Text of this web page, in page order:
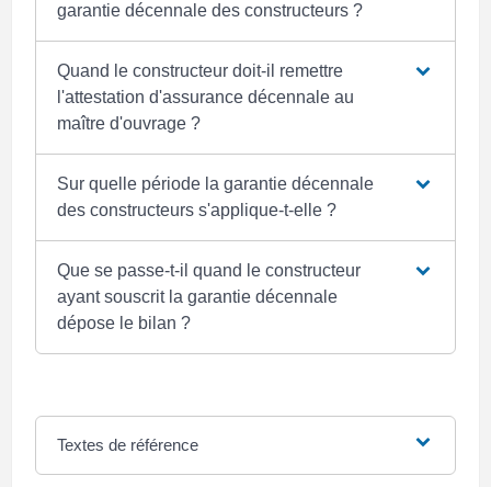
garantie décennale des constructeurs ?
Quand le constructeur doit-il remettre
l'attestation d'assurance décennale au
maître d'ouvrage ?
Sur quelle période la garantie décennale
des constructeurs s'applique-t-elle ?
Que se passe-t-il quand le constructeur
ayant souscrit la garantie décennale
dépose le bilan ?
Textes de référence